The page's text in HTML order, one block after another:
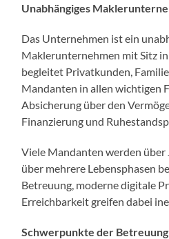
Unabhängiges
Das Unternehmen ist ein
Maklerunternehmen mit Sitz
begleitet Privatkunden,
Mandanten in allen wichtigen
Absicherung über den
Finanzierung und
Viele Mandanten werden über
über mehrere Lebensphasen
Betreuung, moderne digitale
Erreichbarkeit greifen dabei
Schwerpunkte der Betreuung